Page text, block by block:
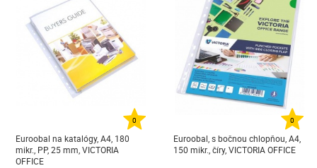
0
Euroobal na katalógy, A4, 180
mikr., PP, 25 mm, VICTORIA
OFFICE
0
Euroobal, s bočnou chlopňou, A4,
150 mikr., číry, VICTORIA OFFICE